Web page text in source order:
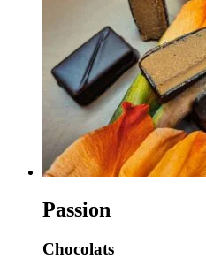
Passion
Chocolats